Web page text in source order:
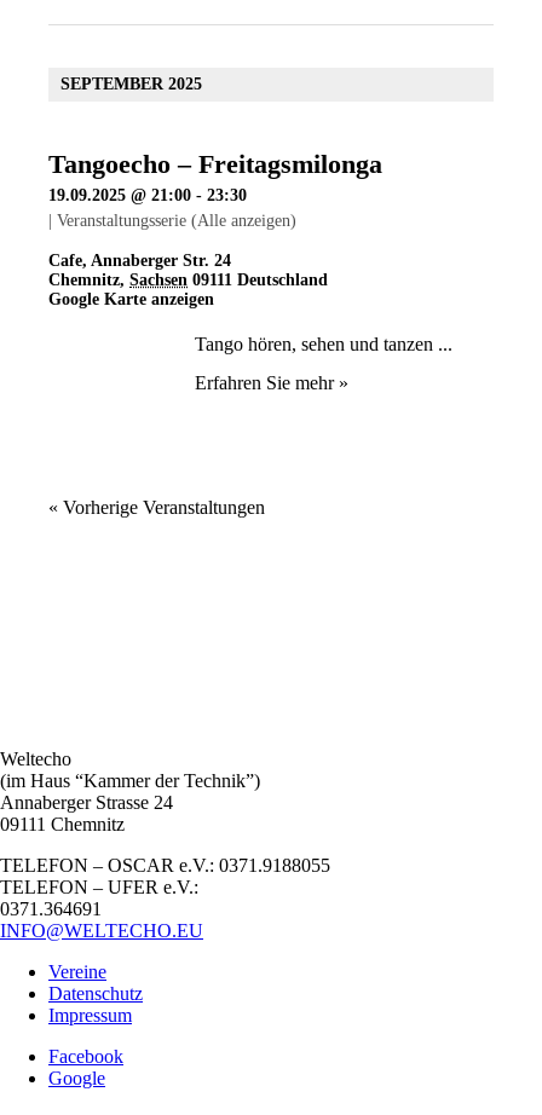
SEPTEMBER 2025
Tangoecho – Freitagsmilonga
19.09.2025 @ 21:00 - 23:30
Veranstaltungsserie (Alle anzeigen)
Cafe, Annaberger Str. 24
Chemnitz, Sachsen 09111 Deutschland
Google Karte anzeigen
Tango hören, sehen und tanzen ...
Erfahren Sie mehr »
« Vorherige Veranstaltungen
Weltecho
(im Haus “Kammer der Technik”)
Annaberger Strasse 24
09111 Chemnitz
TELEFON – OSCAR e.V.: 0371.9188055
TELEFON – UFER e.V.:
0371.364691
INFO@WELTECHO.EU
Vereine
Datenschutz
Impressum
Facebook
Google